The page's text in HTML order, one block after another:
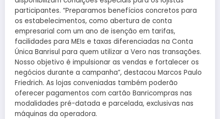
participantes. “Preparamos benefícios concretos para
os estabelecimentos, como abertura de conta
empresarial com um ano de isenção em tarifas,
facilidades para MEIs e taxas diferenciadas na Conta
Única Banrisul para quem utilizar a Vero nas transações.
Nosso objetivo é impulsionar as vendas e fortalecer os
negócios durante a campanha”, destacou Marcos Paulo
Friedrich. As lojas conveniadas também poderão
oferecer pagamentos com cartão Banricompras nas
modalidades pré-datada e parcelada, exclusivas nas
máquinas da operadora.